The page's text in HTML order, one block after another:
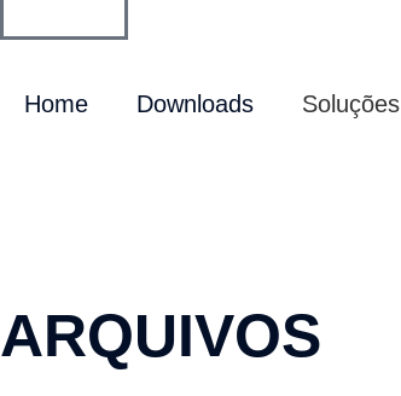
Home Downloads Soluções
ARQUIVOS